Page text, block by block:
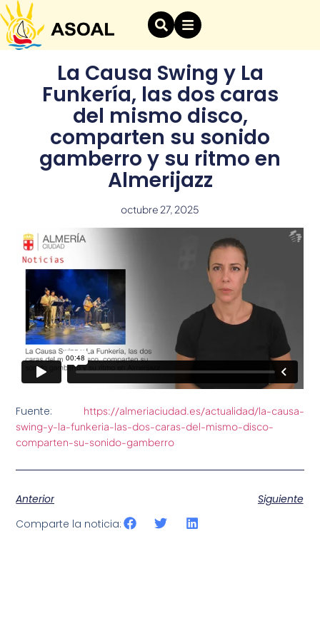
La Causa Swing y La
Funkería, las dos caras
del mismo disco,
comparten su sonido
gamberro y su ritmo en
Almerijazz
octubre 27, 2025
Fuente:
https://almeriaciudad.es/actualidad/la-causa-
swing-y-la-funkeria-las-dos-caras-del-mismo-disco-
comparten-su-sonido-gamberro
Anterior
Siguiente
Comparte la noticia: